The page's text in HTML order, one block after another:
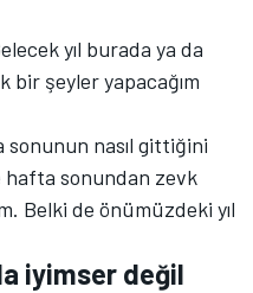
yıl burada ya da
bir şeyler yapacağım
nasıl gittiğini
hafta sonundan zevk
Belki de önümüzdeki yıl
iyimser değil